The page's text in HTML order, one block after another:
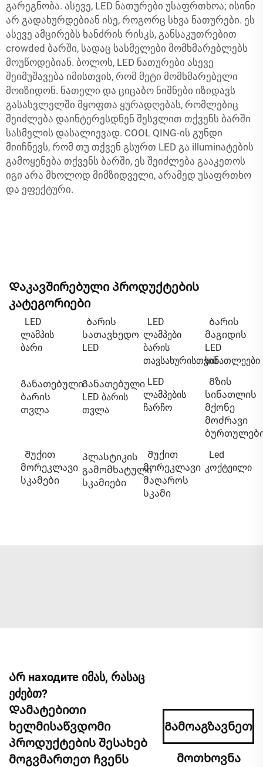
გარეგნობა. ასევე, LED ნათურები უსაფრთხოა; ისინი
არ გადახურდებიან ისე, როგორც სხვა ნათურები. ეს
ასევე ამცირებს ხანძრის რისკს, განსაკუთრებით
crowded ბარში, სადაც სასმელები მომხმარებლებს
მოუწოდებიან. ბოლოს, LED ნათურები ასევე
შეიმუშავება იმისთვის, რომ მეტი მომხმარებელი
მოიზიდონ. ნათელი და ციცაბო ნიშნები იზიდავს
გასასვლელში მყოფთა ყურადღებას, რომლებიც
შეიძლება დაინტერესდნენ შესვლით თქვენს ბარში
სასმელის დასალიევად. COOL QING-ის გუნდი
მიიჩნევს, რომ თუ თქვენ გსურთ LED გა illuminატების
გამოყენება თქვენს ბარში, ეს შეიძლება გააკეთოს
იგი არა მხოლოდ მიმზიდველი, არამედ უსაფრთხო
და ეფექტური.
Დაკავშირებული პროდუქტების
კატეგორიები
LED
ლამპის
ბარი
Ბარის
სათავხედო
LED
LED
ლამპები
ბარის
თავსახურისთვის
Ბარის
მაგიდის
LED
სინათლეები
Განათებული
ბარის
თვლა
Განათებული
LED ბარის
თვლა
LED
ლამპების
ჩარჩო
Მზის
სინათლის
მქონე
მოძრავი
Შუქით
მორეკლავი
სკამები
Პლასტიკის
გამომხატული
სკამიები
Შუქით
მორეკლავი
მაღაროს
სკამი
Led
კოქტეილი
Არ находите იმას, რასაც
ეძებთ?
Დამატებითი
ხელმისაწვდომი
პროდუქტების შესახებ
მოგვმართეთ ჩვენს
Გამოაგზავნეთ
მოთხოვნა